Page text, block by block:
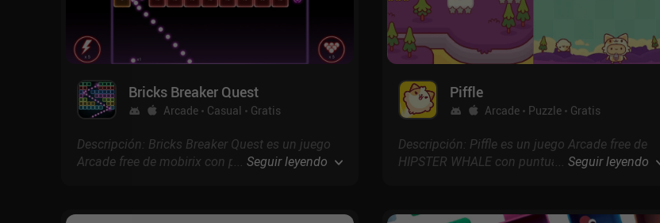
Bricks Breaker Quest
Arcade Casual Gratis
Descripción: Bricks Breaker Quest es un juego
Arcade free de mobirix con puntuación de 4.2
... Seguir leyendo
Piffle
Arcade Puzzle Gratis
Descripción: Piffle es un juego Arcade free de
HIPSTER WHALE con puntuación de 4.5 en
... Seguir leyendo